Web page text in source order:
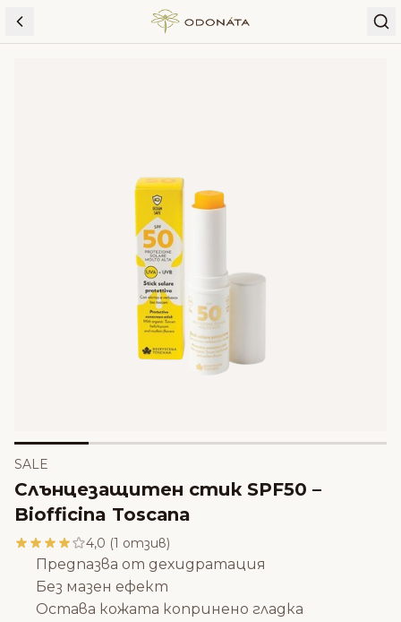
Skip to content
SALE
Слънцезащитен стик SPF50 –
Biofficina Toscаna
4,0 (1 отзив)
Предпазва от дехидратация
Без мазен ефект
Остава кожата копринено гладка